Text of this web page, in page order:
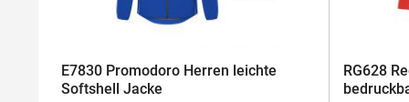
E7830 Promodoro Herren leichte
Softshell Jacke
RG628